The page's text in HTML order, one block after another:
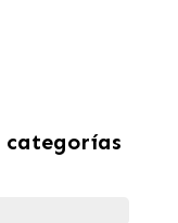
categorías